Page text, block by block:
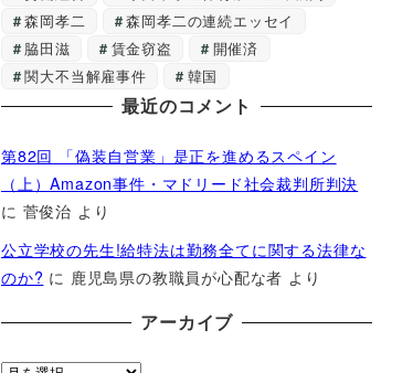
森岡孝二
森岡孝二の連続エッセイ
脇田滋
賃金窃盗
開催済
関大不当解雇事件
韓国
最近のコメント
第82回 「偽装自営業」是正を進めるスペイン
（上）Amazon事件・マドリード社会裁判所判決
に 菅俊治 より
公立学校の先生!給特法は勤務全てに関する法律な
のか? に 鹿児島県の教職員が心配な者 より
アーカイブ